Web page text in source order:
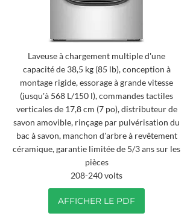
Laveuse à chargement multiple d'une
capacité de 38,5 kg (85 lb), conception à
montage rigide, essorage à grande vitesse
(jusqu'à 568 L/150 l), commandes tactiles
verticales de 17,8 cm (7 po), distributeur de
savon amovible, rinçage par pulvérisation du
bac à savon, manchon d'arbre à revêtement
céramique, garantie limitée de 5/3 ans sur les
pièces
208-240 volts
AFFICHER LE PDF